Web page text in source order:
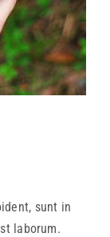
sunt in
laborum.